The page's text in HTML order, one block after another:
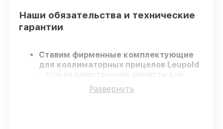
Наши обязательства и технические
гарантии
Ставим фирменные комплектующие
для коллиматорных прицелов Leupold
– только качественные запчасти для
вашей техники.
Сертифицированные инженеры
Развернуть